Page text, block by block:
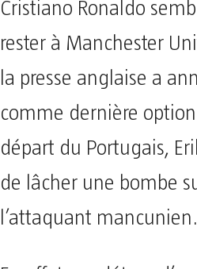
Cristiano Ronaldo
rester à Manchester
la presse anglaise a
comme dernière
départ du Portugais,
de lâcher une bombe
l’attaquant mancunien.